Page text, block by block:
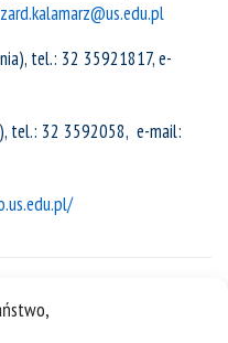
tel.: 32 35921817, e-
tel.: 32 3592058, e-mail: